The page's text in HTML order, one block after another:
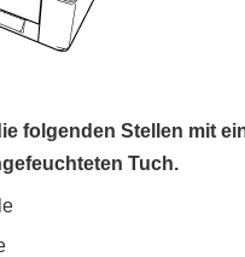
folgenden Stellen mit
Tuch.